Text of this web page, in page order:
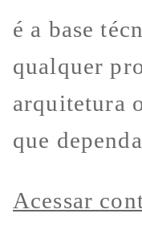
é a base
qualquer
arquitetura
que
Acessar